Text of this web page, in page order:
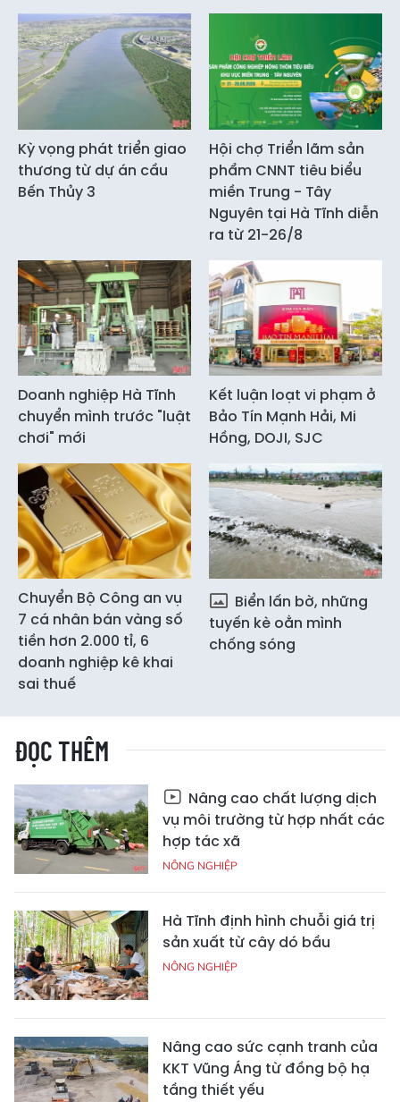
Kỳ vọng phát triển giao
thương từ dự án cầu
Bến Thủy 3
Hội chợ Triển lãm sản
phẩm CNNT tiêu biểu
miền Trung - Tây
Nguyên tại Hà Tĩnh diễn
ra từ 21-26/8
Doanh nghiệp Hà Tĩnh
chuyển mình trước "luật
chơi" mới
Kết luận loạt vi phạm ở
Bảo Tín Mạnh Hải, Mi
Hồng, DOJI, SJC
Chuyển Bộ Công an vụ
7 cá nhân bán vàng số
tiền hơn 2.000 tỉ, 6
doanh nghiệp kê khai
sai thuế
Biển lấn bờ, những
tuyến kè oằn mình
chống sóng
ĐỌC THÊM
Nâng cao chất lượng dịch
vụ môi trường từ hợp nhất các
hợp tác xã
NÔNG NGHIỆP
Hà Tĩnh định hình chuỗi giá trị
sản xuất từ cây dó bầu
NÔNG NGHIỆP
Nâng cao sức cạnh tranh của
KKT Vũng Áng từ đồng bộ hạ
tầng thiết yếu